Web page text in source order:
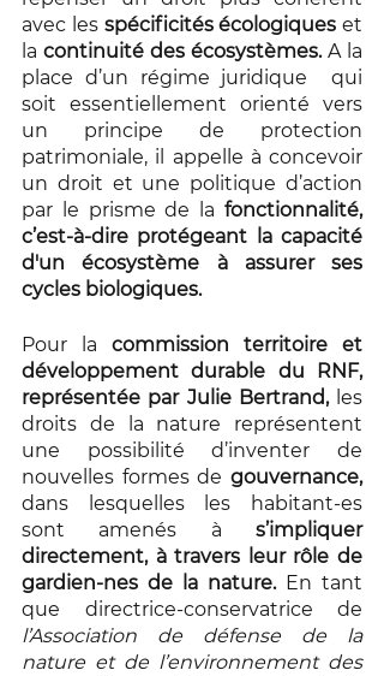
avec les spécificités écologiques et
la continuité des écosystèmes. A la
place d’un régime juridique  qui
soit essentiellement orienté vers
un principe de protection
patrimoniale, il appelle à concevoir
un droit et une politique d’action
par le prisme de la fonctionnalité,
c’est-à-dire protégeant la capacité
d'un écosystème à assurer ses
cycles biologiques.
Pour la commission territoire et
développement durable du RNF,
représentée par Julie Bertrand, les
droits de la nature représentent
une possibilité d’inventer de
nouvelles formes de
gouvernance,
dans lesquelles les habitant-es
sont amenés à s’impliquer
directement, à travers leur rôle de
gardien-nes de la nature. En tant
l’Association de défense de la
nature et de l’environnement des